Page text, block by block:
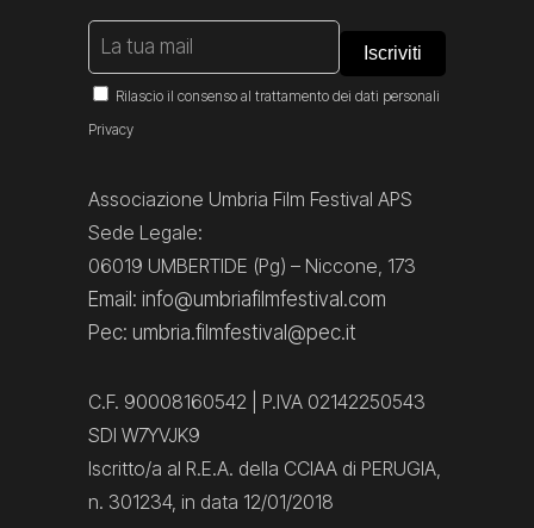
Rilascio il consenso al trattamento dei dati personali
Privacy
Associazione Umbria Film Festival APS
Sede Legale:
06019 UMBERTIDE (Pg) – Niccone, 173
Email: info@umbriafilmfestival.com
Pec: umbria.filmfestival@pec.it
C.F. 90008160542 | P.IVA 02142250543
SDI W7YVJK9
Iscritto/a al R.E.A. della CCIAA di PERUGIA,
n. 301234, in data 12/01/2018